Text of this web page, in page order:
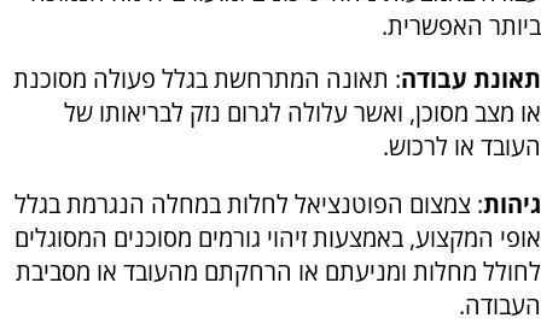
ביותר האפשרית.
תאונת עבודה: תאונה המתרחשת בגלל פעולה מסוכנת
או מצב מסוכן, ואשר עלולה לגרום נזק לבריאותו של
העובד או לרכוש.
גיהות: צמצום הפוטנציאל לחלות במחלה הנגרמת בגלל
אופי המקצוע, באמצעות זיהוי גורמים מסוכנים המסוגלים
לחולל מחלות ומניעתם או הרחקתם מהעובד או מסביבת
העבודה.